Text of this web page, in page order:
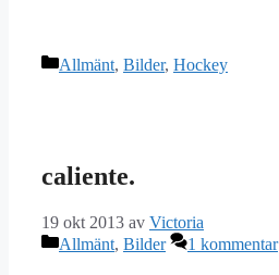
Kategorier
Allmänt, Bilder, Hockey
caliente.
19 okt 2013 av Victoria
Kategorier
Allmänt, Bilder 1 kommentar